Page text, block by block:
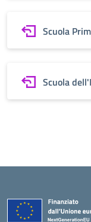
Scuola
Scuola